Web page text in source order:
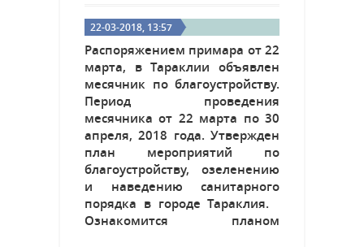
22-03-2018, 13:57
Распоряжением примара от 22
марта, в Тараклии объявлен
месячник по благоустройству.
Период проведения
месячника от 22 марта по 30
апреля, 2018 года. Утвержден
план мероприятий по
благоустройству, озеленению
и наведению санитарного
порядка в городе Тараклия.
Ознакомится планом